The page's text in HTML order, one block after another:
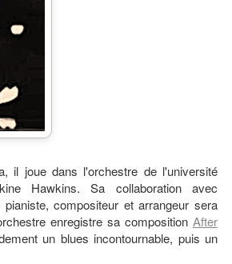
il joue dans l'orchestre de l'université
Hawkins. Sa collaboration avec
compositeur et arrangeur sera
enregistre sa composition After
un blues incontournable, puis un